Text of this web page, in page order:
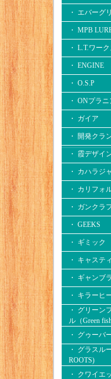
・ エバーグ
・ MPB
・ L.T.ワー
・ ENGINE
・ O.S.P
・ ONプラ
・ ガイア
・ 開発クラ
・ 霞デザイ
・ カハラジ
・ カリフォ
・ ガンクラ
・ GEEKS
・ ギミック
・ キャステ
・ ギャンブ
・ キラーヒ
・ グリーン
ル（Green
・ グゥーバ
・ グラスル
ROOTS)
・ クワイエ